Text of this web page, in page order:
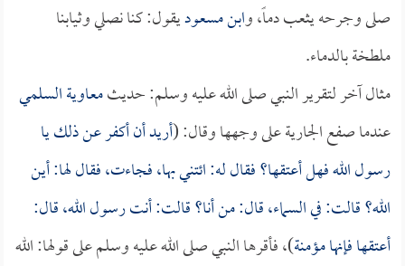
صلى وجرحه يثعب دماً، وابن مسعوديقول: كنا نصلي وثيابنا
ملطخة بالدماء.
مثال آخر لتقرير النبي صلى الله عليه وسلم: حديثمعاوية السلمي
عندما صفع الجارية على وجهها وقال: (أريد أن أكفر عن ذلك يا
رسول الله فهل أعتقها؟ فقال له: ائتني بها، فجاءت، فقال لها: أين
الله؟ قالت: في السماء، قال: من أنا؟ قالت: أنت رسول الله، قال:
أعتقها فإنها مؤمنة)، فأقرها النبي صلى الله عليه وسلم على قولها: الله